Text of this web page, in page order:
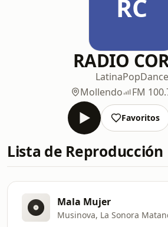
RC
RADIO
LatinaPopDance
Mollendo
FM
Favoritos
Lista de Reproducción
Mala Mujer
Musinova, La Sonora